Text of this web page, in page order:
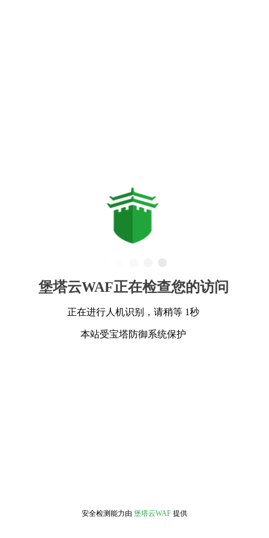
堡塔云WAF正在检查您的访问
正在进行人机识别，请稍等 1秒
本站受宝塔防御系统保护
安全检测能力由 堡塔云WAF 提供